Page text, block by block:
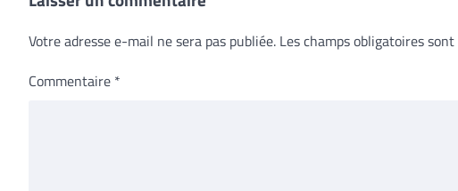
Votre adresse e-mail ne sera pas publiée. Les champs obligatoires
Commentaire *